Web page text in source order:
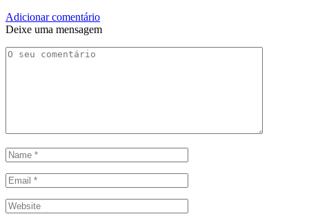
Adicionar comentário
Deixe uma mensagem